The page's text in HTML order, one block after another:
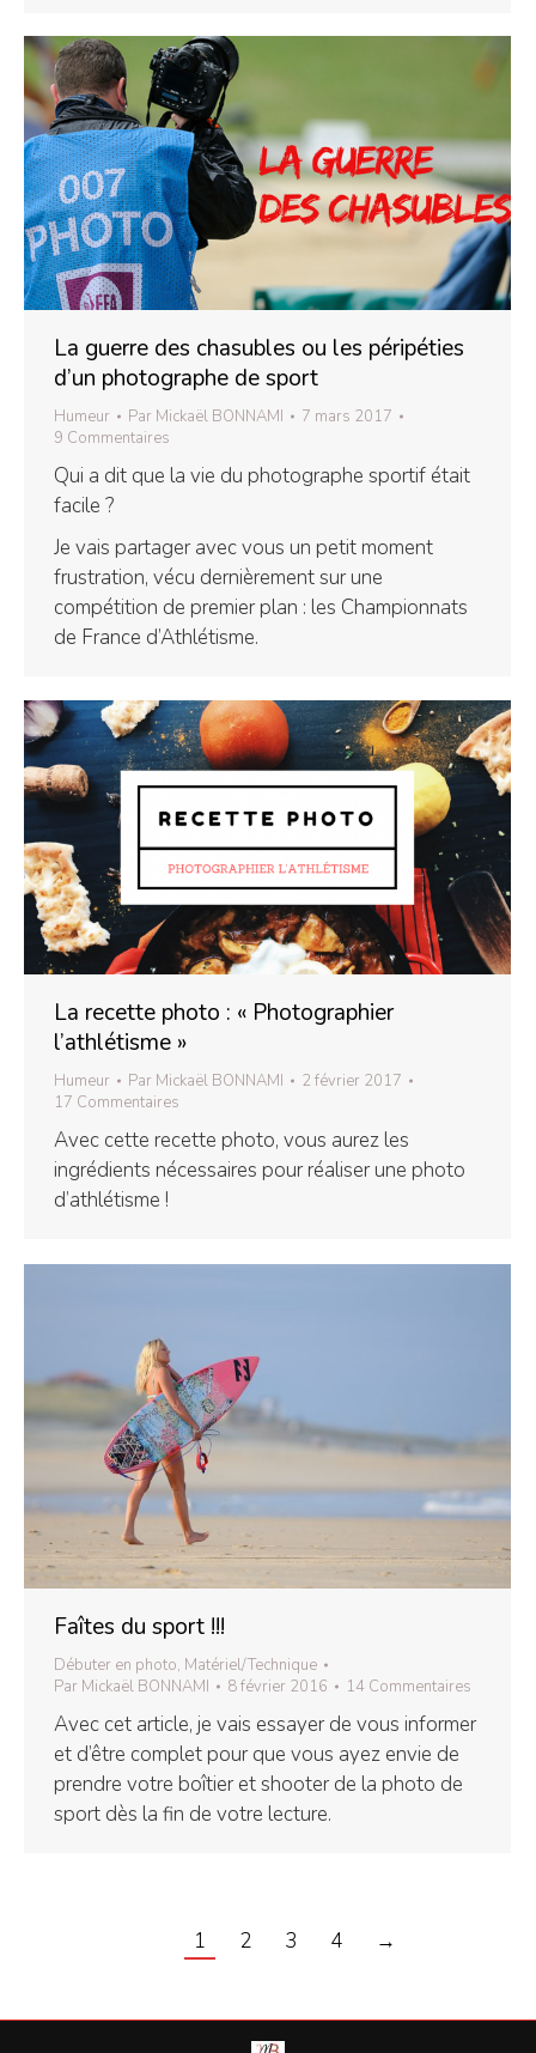
La guerre des chasubles ou les péripéties
d’un photographe de sport
Humeur Par Mickaël BONNAMI
7 mars 2017
9 Commentaires
Qui a dit que la vie du photographe sportif était
facile ?
Je vais partager avec vous un petit moment
frustration, vécu dernièrement sur une
compétition de premier plan : les Championnats
de France d’Athlétisme.
La recette photo : « Photographier
l’athlétisme »
Humeur Par Mickaël BONNAMI
2 février 2017
17 Commentaires
Avec cette recette photo, vous aurez les
ingrédients nécessaires pour réaliser une photo
d’athlétisme !
Faîtes du sport !!!
Débuter en photo, Matériel/Technique
Par Mickaël BONNAMI 8 février 2016 14 Commentaires
Avec cet article, je vais essayer de vous informer
et d’être complet pour que vous ayez envie de
prendre votre boîtier et shooter de la photo de
sport dès la fin de votre lecture.
1 2 3 4 →